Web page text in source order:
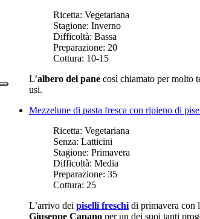
Ricetta: Vegetariana
Stagione: Inverno
Difficoltà: Bassa
Preparazione: 20
Cottura: 10-15
L’albero del pane così chiamato per molto
usi.
Mezzelune di pasta fresca con ripieno di
Ricetta: Vegetariana
Senza: Latticini
Stagione: Primavera
Difficoltà: Media
Preparazione: 35
Cottura: 25
L’arrivo dei piselli freschi di primavera con
Giuseppe Capano per un dei suoi tanti